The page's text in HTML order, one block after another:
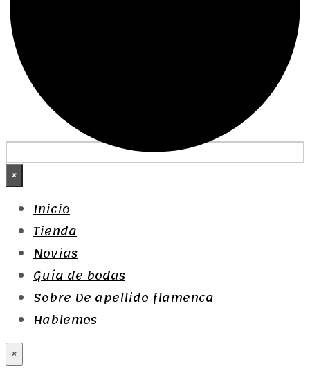
×
Inicio
Tienda
Novias
Guía de bodas
Sobre De apellido flamenca
Hablemos
×